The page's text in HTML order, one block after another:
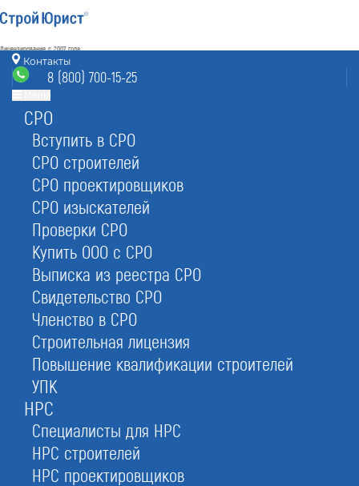
Лицензирование с 2007 года
4.93
Наш рейтинг
80отзывов
режим работы
без выходных 7:00-20:00
8 (800) 700-15-25
Балаково, Саратовское ш. 52/3, офис 24
Контакты
8 (800) 700-15-25
СРО
Вступить в СРО
СРО строителей
СРО проектировщиков
СРО изыскателей
Проверки СРО
Купить ООО с СРО
Выписка из реестра СРО
Свидетельство СРО
Членство в СРО
Строительная лицензия
Повышение квалификации строителей
УПК
НРС
Специалисты для НРС
НРС строителей
НРС проектировщиков
Услуги Юр. услуги
Регистрация ООО в Балаково:
помощь в оформлении
документов
Оставьте заявку прямо сейчас